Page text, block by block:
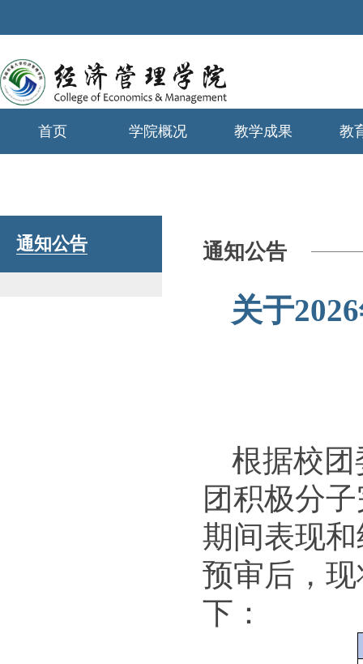
首页 学院概况 教学成果 教
通知公告 通知公告
关于
根据校
团积极分
期间表现
预审后，
下：